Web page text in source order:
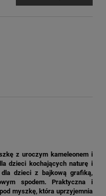
z uroczym kameleonem i
dzieci kochających naturę i
dzieci z bajkową grafiką,
spodem. Praktyczna i
myszkę, która uprzyjemnia